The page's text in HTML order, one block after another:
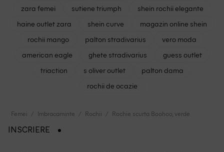
zara femei
sutiene triumph
shein rochii elegante
haine outlet zara
shein curve
magazin online shein
rochii mango
palton stradivarius
vero moda
american eagle
ghete stradivarius
guess outlet
triaction
s oliver outlet
palton dama
rochii de ocazie
Femei Imbracaminte Rochii Rochie scurta Boohoo, verde
INSCRIERE